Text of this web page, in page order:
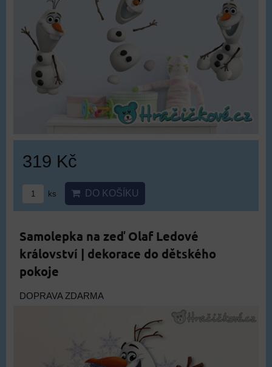
319 Kč
ks DO KOŠÍKU
Samolepka na zeď Olaf Ledové
království | dekorace do dětského
pokoje
DOPRAVA ZDARMA